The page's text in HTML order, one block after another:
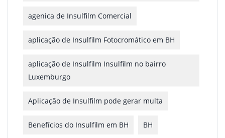
agenica de Insulfilm Comercial
aplicação de Insulfilm Fotocromático em BH
aplicação de Insulfilm Insulfilm no bairro
Luxemburgo
Aplicação de Insulfilm pode gerar multa
Benefícios do Insulfilm em BH BH